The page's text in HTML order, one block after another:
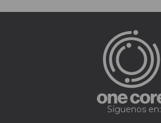
Síguenos en: